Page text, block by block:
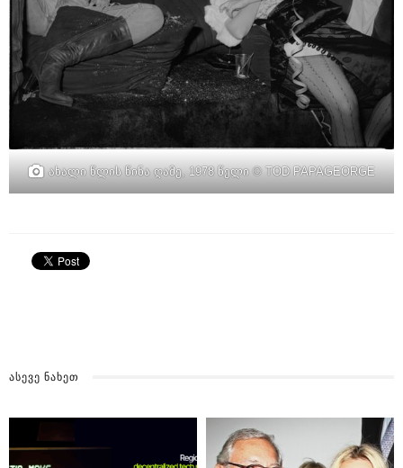
ახალი წლის წინა ღამე, 1978 წელი © TOD PAPAGEORGE
ᲐᲡᲔᲕᲔ ᲜᲐᲮᲔᲗ